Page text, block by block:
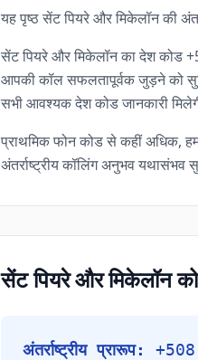
यह पृष्ठ सेंट पियरे और मिकेलॉन की
सेंट पियरे और मिकेलॉन का देश कोड
आपकी कॉल सफलतापूर्वक जुड़ने को
सभी आवश्यक देश कोड जानकारी
प्राथमिक फोन कोड से कहीं अधिक,
अंतर्राष्ट्रीय कॉलिंग अनुभव यथासंभव
सेंट पियरे और मिकेलॉन
अंतर्राष्ट्रीय प्रारूप: